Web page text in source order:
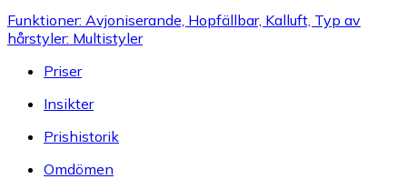
Funktioner: Avjoniserande, Hopfällbar, Kalluft, Typ av
hårstyler: Multistyler
Priser
Insikter
Prishistorik
Omdömen